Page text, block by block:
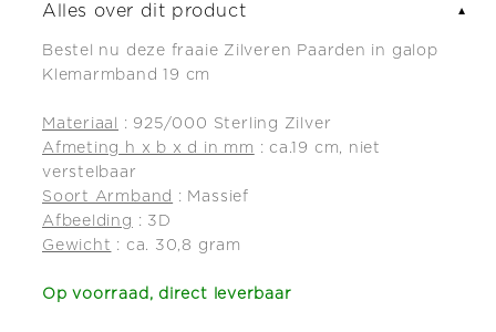
19
19
Alles over dit product ▼
Bestel nu deze fraaie Zilveren Paarden in galop
Klemarmband 19 cm
Materiaal
: 925/000 Sterling Zilver
Afmeting h x b x d in mm : ca.19 cm, niet
verstelbaar
Soort Armband : Massief
Afbeelding : 3D
Gewicht : ca. 30,8 gram
Op voorraad, direct leverbaar